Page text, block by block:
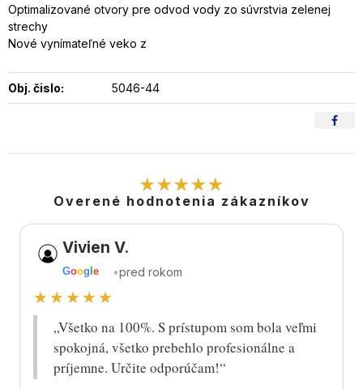
Optimalizované otvory pre odvod vody zo súvrstvia zelenej
strechy
Nové vynímateľné veko z
Obj. čislo: 5046-44
★★★★★
Overené hodnotenia zákazníkov
Vivien V.
Goog le •pred rokom
★★★★★
„Všetko na 100%. S prístupom som bola veľmi
spokojná, všetko prebehlo profesionálne a
príjemne. Určite odporúčam!“